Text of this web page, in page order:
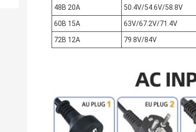
48В 20А 50.4V/54.6V/58.8V
60В 15А 63V/67.2V/71.4V
72В 12А 79.8V/84V